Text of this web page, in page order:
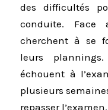
des difficultés
conduite. Face
cherchent à se
leurs
échouent à
plusieurs
repasser l’examen.